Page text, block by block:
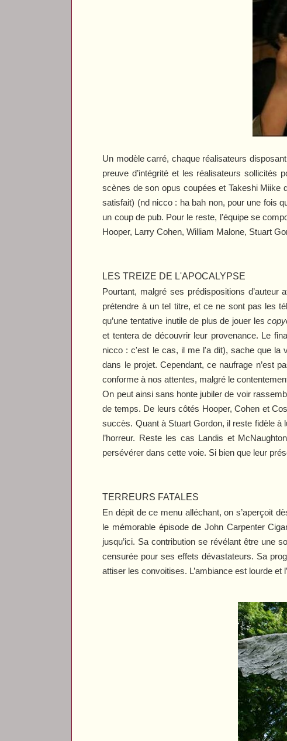
Un modèle carré, chaque réalisateurs
preuve d’intégrité et les réalisateurs sollicités
scènes de son opus coupées et Takeshi Miike
satisfait) (nd nicco : ha bah non, pour une fois
un coup de pub. Pour le reste, l’équipe se
Hooper, Larry Cohen, William Malone, Stuart
LES TREIZE DE L'APOCALYPSE
Pourtant, malgré ses prédispositions
prétendre à un tel titre, et ce ne sont pas les
qu’une tentative inutile de plus de jouer les
et tentera de découvrir leur provenance. Le
nicco : c'est le cas, il me l'a dit), sache que la
dans le projet. Cependant, ce naufrage n’est
conforme à nos attentes, malgré le
On peut ainsi sans honte jubiler de voir
de temps. De leurs côtés Hooper, Cohen et
succès. Quant à Stuart Gordon, il reste fidèle
l’horreur. Reste les cas Landis et
persévérer dans cette voie. Si bien que leur
TERREURS FATALES
En dépit de ce menu alléchant, on s’aperçoit
le mémorable épisode de John Carpenter
jusqu’ici. Sa contribution se révélant être une
censurée pour ses effets dévastateurs. Sa
attiser les convoitises. L’ambiance est lourde